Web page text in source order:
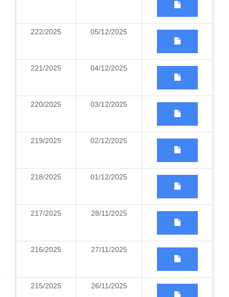
222/2025 05/12/2025
221/2025 04/12/2025
220/2025 03/12/2025
219/2025 02/12/2025
218/2025 01/12/2025
217/2025 28/11/2025
216/2025 27/11/2025
215/2025 26/11/2025